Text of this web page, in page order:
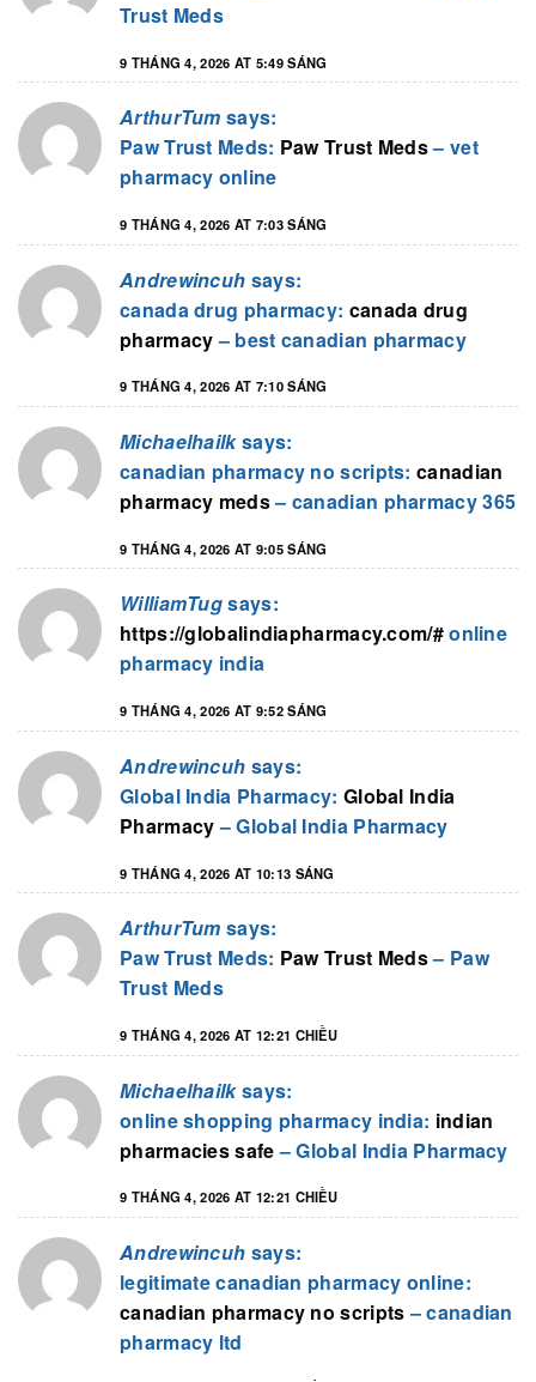
Trust Meds
9 THÁNG 4, 2026 AT 5:49 SÁNG
ArthurTum says:
Paw Trust Meds: Paw Trust Meds– vet
pharmacy online
9 THÁNG 4, 2026 AT 7:03 SÁNG
Andrewincuh says:
canada drug pharmacy: canada drug
pharmacy– best canadian pharmacy
9 THÁNG 4, 2026 AT 7:10 SÁNG
Michaelhailksays:
canadian pharmacy no scripts:canadian
pharmacy meds– canadian pharmacy 365
9 THÁNG 4, 2026 AT 9:05 SÁNG
WilliamTugsays:
https://globalindiapharmacy.com/#online
pharmacy india
9 THÁNG 4, 2026 AT 9:52 SÁNG
Andrewincuh says:
Global India Pharmacy: Global India
Pharmacy– Global India Pharmacy
9 THÁNG 4, 2026 AT 10:13 SÁNG
ArthurTum says:
Paw Trust Meds: Paw Trust Meds– Paw
Trust Meds
9 THÁNG 4, 2026 AT 12:21 CHIỀU
Michaelhailksays:
online shopping pharmacy india: indian
pharmacies safe– Global India Pharmacy
9 THÁNG 4, 2026 AT 12:21 CHIỀU
Andrewincuh says:
legitimate canadian pharmacy online:
canadian pharmacy no scripts– canadian
pharmacy ltd